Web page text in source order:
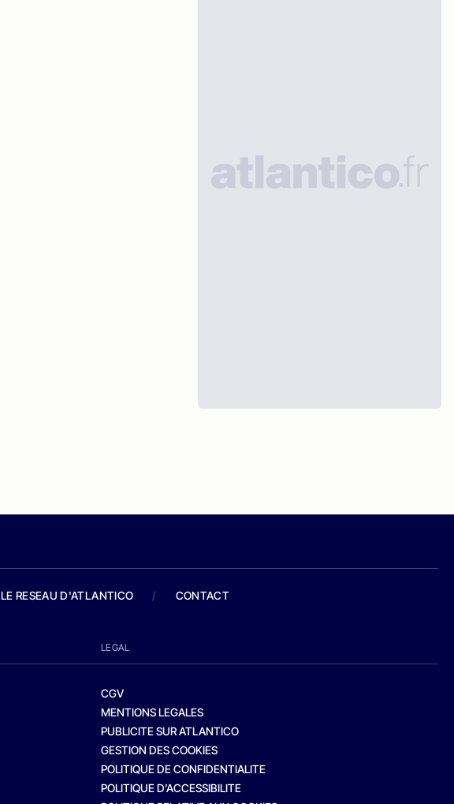
LE RESEAU D'ATLANTICO / CONTACT
LEGAL
CGV
MENTIONS LEGALES
PUBLICITE SUR ATLANTICO
GESTION DES COOKIES
POLITIQUE DE CONFIDENTIALITE
POLITIQUE D’ACCESSIBILITE